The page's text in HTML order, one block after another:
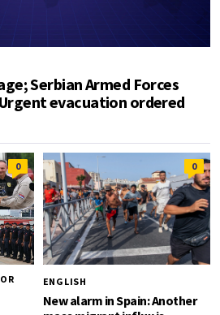
Serbian Armed Forces
evacuation ordered
0 0
ENGLISH
New alarm in Spain: Another